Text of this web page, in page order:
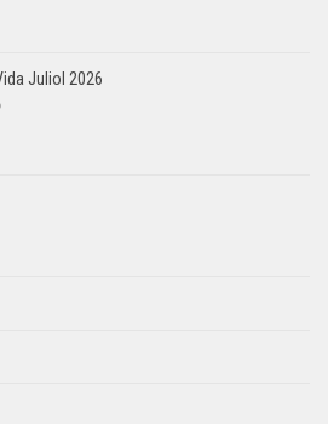
Juliol 2026